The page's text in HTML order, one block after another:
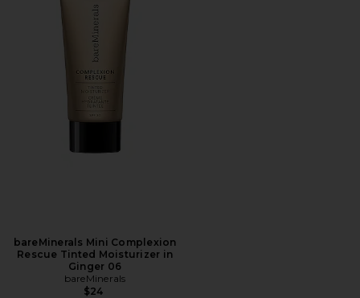
bareMinerals Mini Complexion
Rescue Tinted Moisturizer in
Ginger 06
bareMinerals
$24